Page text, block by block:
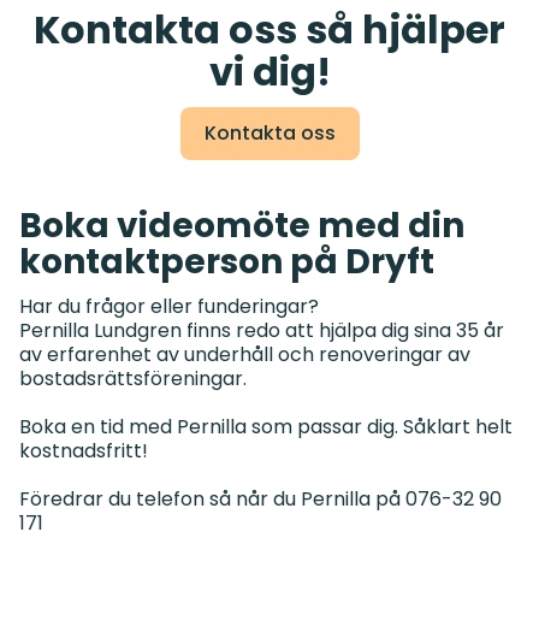
Kontakta oss så hjälper
vi dig!
Kontakta oss
Boka videomöte med din
kontaktperson på Dryft
Har du frågor eller funderingar?
Pernilla Lundgren finns redo att hjälpa dig sina 35 år
av erfarenhet av underhåll och renoveringar av
bostadsrättsföreningar.
Boka en tid med Pernilla som passar dig. Såklart helt
kostnadsfritt!
Föredrar du telefon så når du Pernilla på 076-32 90